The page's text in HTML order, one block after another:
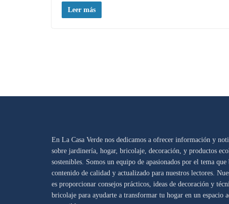
Leer más
En La Casa Verde nos dedicamos a ofrecer información y
sobre jardinería, hogar, bricolaje, decoración, y productos
sostenibles. Somos un equipo de apasionados por el tema que
contenido de calidad y actualizado para nuestros lectores.
es proporcionar consejos prácticos, ideas de decoración y
bricolaje para ayudarte a transformar tu hogar en un espacio